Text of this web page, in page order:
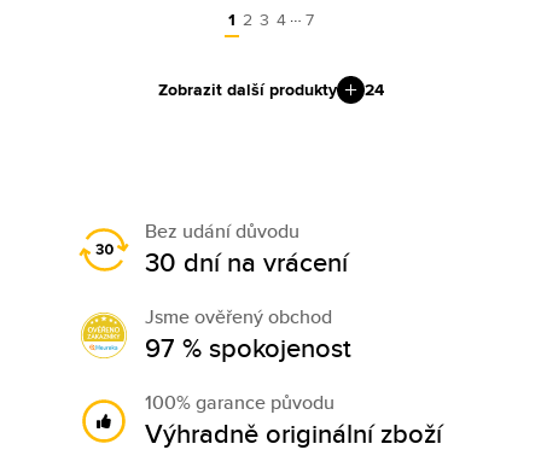
1 2 3 4 … 7
Zobrazit další produkty 24
Bez udání důvodu
30 dní na vrácení
Jsme ověřený obchod
97 % spokojenost
100% garance původu
Výhradně originální zboží